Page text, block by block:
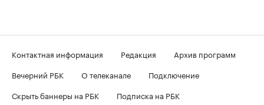
Контактная информация Редакция
Архив программ
Вечерний РБК
О телеканале
Подключение
Скрыть баннеры на РБК
Подписка на РБК